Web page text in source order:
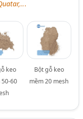
.
keo
60
Bột gỗ keo
mềm 20 mesh